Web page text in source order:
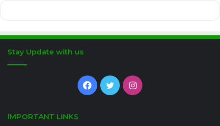
Stay Update with us
Facebook
TwitterInstagram
IMPORTANT LINKS